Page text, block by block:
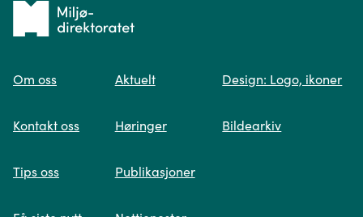
søk og viser deg vår mest relevante
Tilbake
forsiden
Om oss
Kontakt oss
Tips oss
Aktuelt
Høringer
Publikasjoner
Design: Logo, ikoner
Bildearkiv